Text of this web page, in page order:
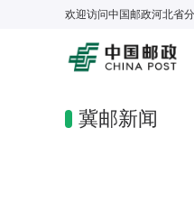
欢迎访问中国邮政河北省
冀邮新闻